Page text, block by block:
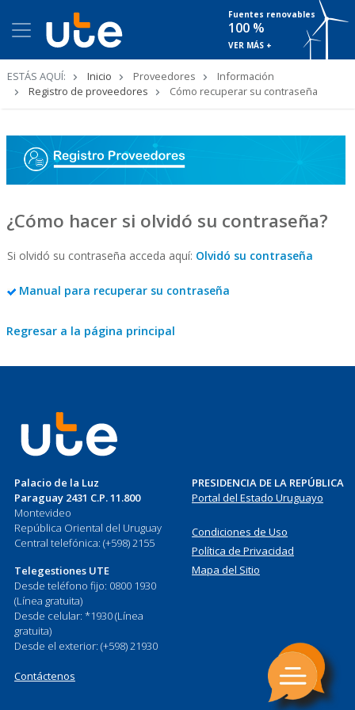
Fuentes renovables
100 %
VER MÁS +
ESTÁS AQUÍ: Inicio Proveedores
Información
Registro de proveedores
Cómo recuperar su contraseña
¿Cómo hacer si olvidó su contraseña?
Si olvidó su contraseña acceda aquí: Olvidó su contraseña
Manual para recuperar su contraseña
Regresar a la página principal
Palacio de la Luz
Paraguay 2431 C.P. 11.800
Montevideo
República Oriental del Uruguay
Central telefónica: (+598) 2155
Telegestiones UTE
Desde teléfono fijo: 0800 1930
(Línea gratuita)
Desde celular: *1930 (Línea
gratuita)
Desde el exterior: (+598) 21930
Contáctenos
PRESIDENCIA DE LA REPÚBLICA
Portal del Estado Uruguayo
Condiciones de Uso
Política de Privacidad
Mapa del Sitio